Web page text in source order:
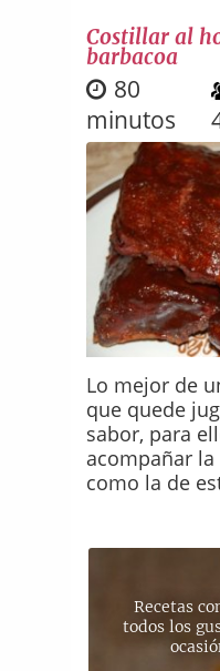
Costillar al
barbacoa
80
minutos
Lo mejor de
que quede
sabor, para
acompañar
como la de
Recetas
todos los